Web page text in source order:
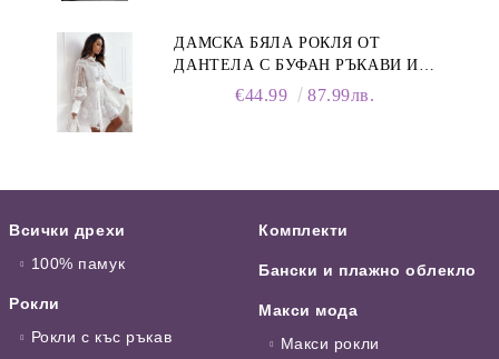
ДАМСКА БЯЛА РОКЛЯ ОТ
ДАНТЕЛА С БУФАН РЪКАВИ И
€44.99 87.99лв.
Всички дрехи
100% памук
Рокли
Рокли с къс ръкав
Комплекти
Бански и плажно облекло
Макси мода
Макси рокли